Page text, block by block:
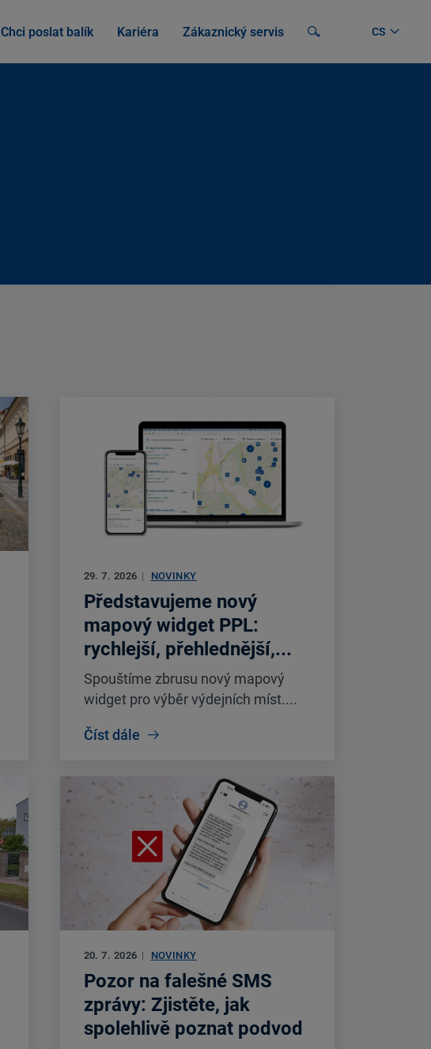
Chci poslat balík Kariéra Zákaznický servis
Vyhledávání
29. 7. 2026 | NOVINKY
Představujeme nový
mapový widget PPL:
rychlejší, přehlednější,...
Spouštíme zbrusu nový mapový
widget pro výběr výdejních míst....
Číst dále
20. 7. 2026 | NOVINKY
Pozor na falešné SMS
zprávy: Zjistěte, jak
spolehlivě poznat podvod